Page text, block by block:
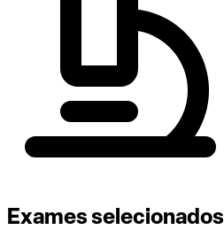
Exames selecionados